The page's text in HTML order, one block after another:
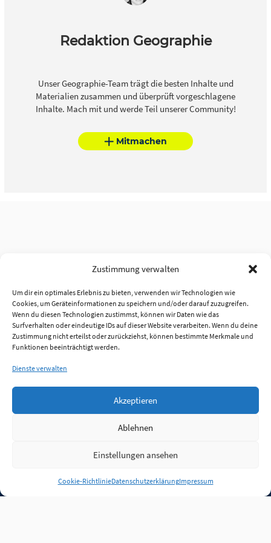
Zustimmung verwalten
Um dir ein optimales Erlebnis zu bieten, verwenden wir Technologien wie
Cookies, um Geräteinformationen zu speichern und/oder darauf zuzugreifen.
Wenn du diesen Technologien zustimmst, können wir Daten wie das
Surfverhalten oder eindeutige IDs auf dieser Website verarbeiten. Wenn du deine
Zustimmung nicht erteilst oder zurückziehst, können bestimmte Merkmale und
Funktionen beeinträchtigt werden.
Dienste verwalten
Akzeptieren
Ablehnen
Einstellungen ansehen
Cookie-RichtlinieDatenschutzerklärungImpressum
Redaktion Geographie
Unser Geographie-Team trägt die besten Inhalte und
Materialien zusammen und überprüft vorgeschlagene
Inhalte. Mach mit und werde Teil unserer Community!
Mitmachen
Anmelden
Jobs Partner FAQ Quellen